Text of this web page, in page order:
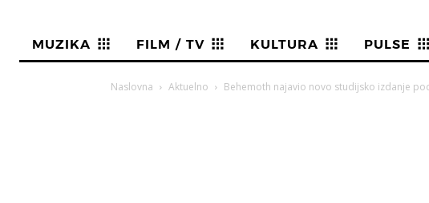
MUZIKA FILM / TV KULTURA PULSE
Naslovna Aktuelno Behemoth najavio novo studijsko izdanje